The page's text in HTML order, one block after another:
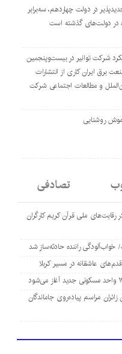
در دولت چهاردهم، سه‌برابر
در دولت‌های گذشته است
شرکت توانیر در بیست‌وپنجمین
برق ایران کاری از انتشارات
و مطالعات اجتماعی شرکت
روشنایی
تصادفی
رقابت‌های ملی قرآن کریم کارگران
عاشقانه در مسیر کربلا
میان زائران مراسم پیاده‌روی جاماندگان